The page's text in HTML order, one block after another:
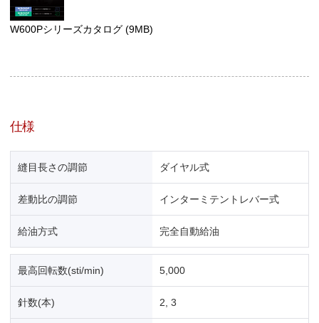
W600Pシリーズカタログ (9MB)
仕様
縫目長さの調節 ダイヤル式
差動比の調節 インターミテントレバー式
給油方式 完全自動給油
最高回転数(sti/min) 5,000
針数(本) 2, 3